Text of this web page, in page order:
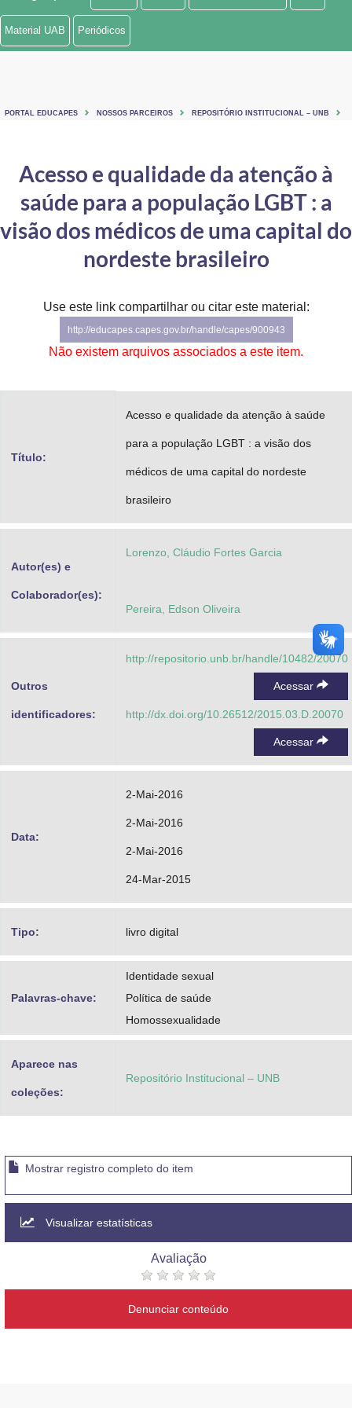
Ministério de Minas e Energia
Controladoria-Geral da União
Ministério da Mulher, da Família e dos Direitos Humanos
Gabinete de Segurança Institucional
Material UAB Periódicos
PORTAL EDUCAPES NOSSOS PARCEIROS REPOSITÓRIO INSTITUCIONAL – UNB
Acesso e qualidade da atenção à
saúde para a população LGBT : a
visão dos médicos de uma capital do
nordeste brasileiro
Use este link compartilhar ou citar este material:
http://educapes.capes.gov.br/handle/capes/900943
Não existem arquivos associados a este item.
Título:
Acesso e qualidade da atenção à saúde
para a população LGBT : a visão dos
médicos de uma capital do nordeste
brasileiro
Autor(es) e
Colaborador(es):
Lorenzo, Cláudio Fortes Garcia
Pereira, Edson Oliveira
Outros
identificadores:
http://repositorio.unb.br/handle/10482/20070
Acessar
http://dx.doi.org/10.26512/2015.03.D.20070
Acessar
Data:
2-Mai-2016
2-Mai-2016
2-Mai-2016
24-Mar-2015
Tipo: livro digital
Palavras-chave:
Identidade sexual
Política de saúde
Homossexualidade
Aparece nas
coleções:
Repositório Institucional – UNB
Mostrar registro completo do item
Visualizar estatísticas
Avaliação
Denunciar conteúdo